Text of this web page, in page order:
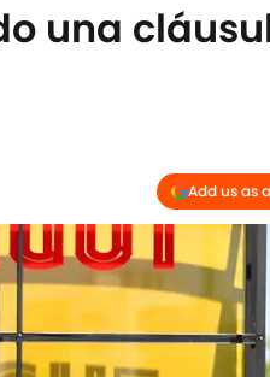
una
Add us as